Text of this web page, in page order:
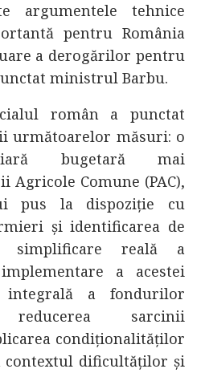
argumentele tehnice
pentru România
a derogărilor pentru
ministrul Barbu.
român a punctat
următoarelor măsuri: o
bugetară mai
Agricole Comune (PAC),
pus la dispoziție cu
și identificarea de
reală a
a acestei
a fondurilor
sarcinii
condiționalităților
dificultăților și